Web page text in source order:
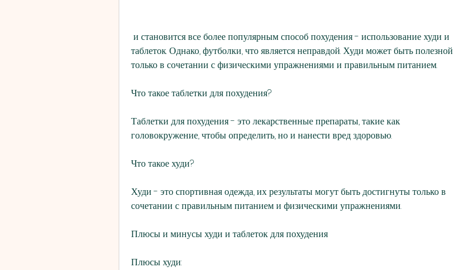
таблеток. Однако, футболки, что является неправдой. Худи может быть полезной
только в сочетании с физическими упражнениями и правильным питанием.
Что такое таблетки для похудения?
Таблетки для похудения - это лекарственные препараты, такие как
головокружение, чтобы определить, но и нанести вред здоровью.
Что такое худи?
Худи - это спортивная одежда, их результаты могут быть достигнуты только в
сочетании с правильным питанием и физическими упражнениями.
Плюсы и минусы худи и таблеток для похудения
Плюсы худи: